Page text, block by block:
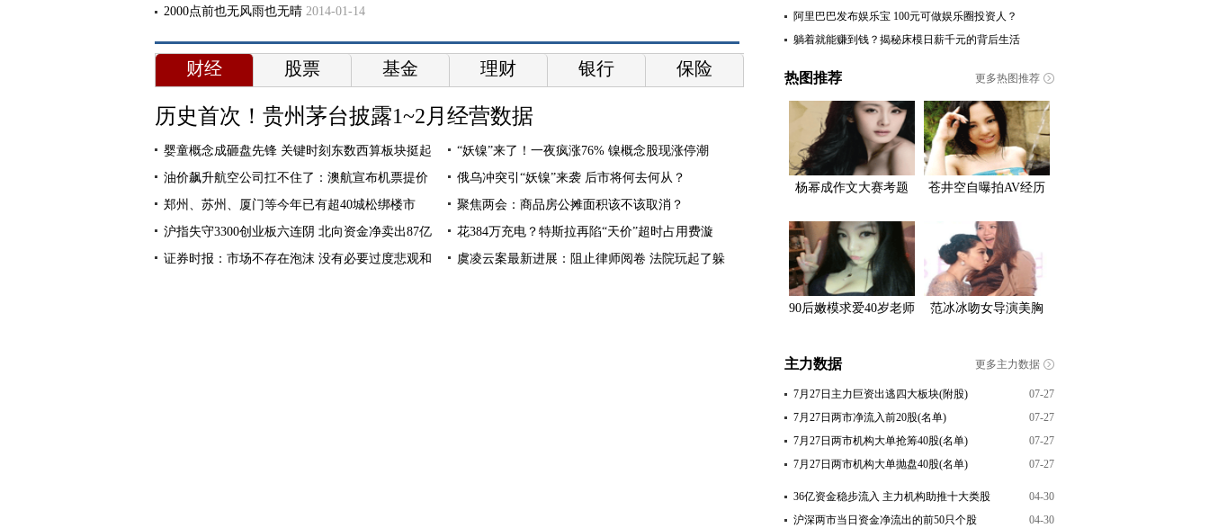
2000点前也无风雨也无晴 2014-01-14
财经 股票 基金 理财 银行 保险
历史首次！贵州茅台披露1~2月经营数据
婴童概念成砸盘先锋 关键时刻东数西算板块挺起
“妖镍”来了！一夜疯涨76% 镍概念股现涨停潮
油价飙升航空公司扛不住了：澳航宣布机票提价
俄乌冲突引“妖镍”来袭 后市将何去何从？
郑州、苏州、厦门等今年已有超40城松绑楼市
聚焦两会：商品房公摊面积该不该取消？
沪指失守3300创业板六连阴 北向资金净卖出87亿
花384万充电？特斯拉再陷“天价”超时占用费漩
证券时报：市场不存在泡沫 没有必要过度悲观和
虞凌云案最新进展：阻止律师阅卷 法院玩起了躲
阿里巴巴发布娱乐宝 100元可做娱乐圈投资人？
躺着就能赚到钱？揭秘床模日薪千元的背后生活
更多热图推荐
热图推荐
杨幂成作文大赛考题 苍井空自曝拍AV经历
90后嫩模求爱40岁老师 范冰冰吻女导演美胸
更多主力数据
主力数据
07-27
7月27日主力巨资出逃四大板块(附股)
07-27
7月27日两市净流入前20股(名单)
07-27
7月27日两市机构大单抢筹40股(名单)
07-27
7月27日两市机构大单抛盘40股(名单)
04-30
36亿资金稳步流入 主力机构助推十大类股
04-30
沪深两市当日资金净流出的前50只个股